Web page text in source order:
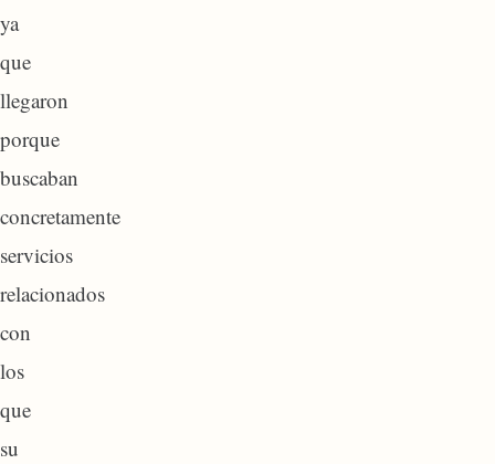
ya
que
llegaron
porque
buscaban
concretamente
servicios
relacionados
con
los
que
su